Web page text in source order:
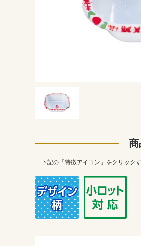
商
下記の「特徴アイコン」をクリック